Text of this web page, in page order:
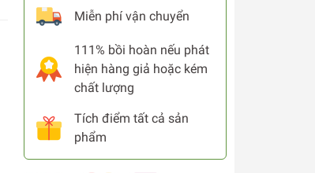
Miễn phí vận chuyển
111% bồi hoàn nếu phát
hiện hàng giả hoặc kém
chất lượng
Tích điểm tất cả sản
phẩm